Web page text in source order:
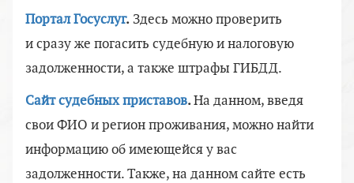
Портал Госуслуг. Здесь можно проверить
и сразу же погасить судебную и налоговую
задолженности, а также штрафы ГИБДД.
Сайт судебных приставов.На данном, введя
свои ФИО и регион проживания, можно найти
информацию об имеющейся у вас
задолженности. Также, на данном сайте есть